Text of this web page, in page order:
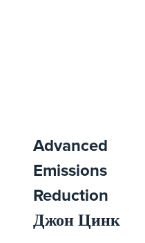
Advanced
Emissions
Reduction
Джон Цинк